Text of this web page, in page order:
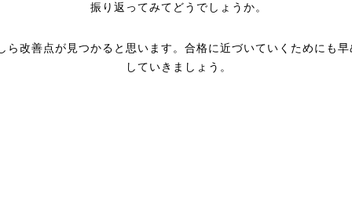
振り返ってみてどうでしょうか。
ら改善点が見つかると思います。合格に近づいていくためにも
していきましょう。